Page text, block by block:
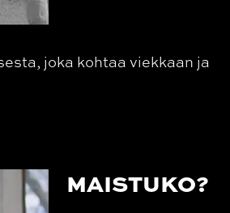
joka kohtaa viekkaan ja
MAISTUKO?